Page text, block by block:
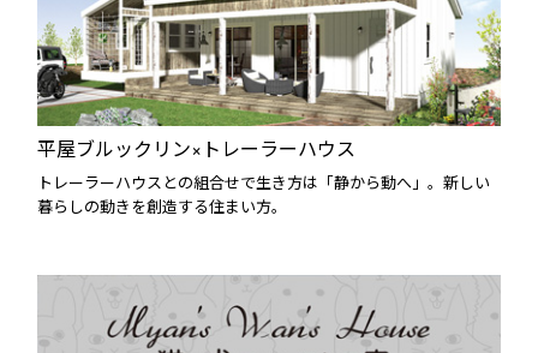
平屋ブルックリン×トレーラーハウス
トレーラーハウスとの組合せで生き方は「静から動へ」。新しい
暮らしの動きを創造する住まい方。